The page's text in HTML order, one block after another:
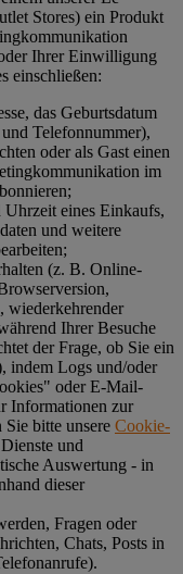
Stores) ein Produkt
Ihrer Einwilligung
einschließen:
das Geburtsdatum
Telefonnummer),
oder als Gast einen
im
eines Einkaufs,
und weitere
(z. B. Online-
wiederkehrender
Ihrer Besuche
der Frage, ob Sie ein
indem Logs und/oder
oder E-Mail-
Informationen zur
bitte unsere Cookie-
und
Auswertung - in
dieser
Fragen oder
Chats, Posts in